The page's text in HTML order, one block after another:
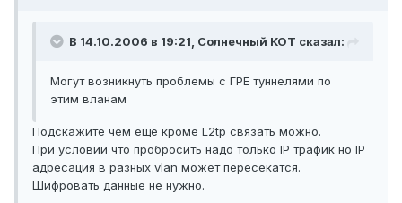
В 14.10.2006 в 19:21, Солнечный КОТ сказал:
Могут возникнуть проблемы с ГРЕ туннелями по
этим вланам
Подскажите чем ещё кроме L2tp связать можно.
При условии что пробросить надо только IP трафик но IP
адресация в разных vlan может пересекатся.
Шифровать данные не нужно.